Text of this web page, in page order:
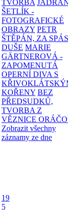
TVORBA
ŠETLÍK -
FOTOGRAFICKÉ
OBRAZY PETR
ŠTĚPÁN, ZA
DUŠE MARIE
GÄRTNEROVÁ -
ZAPOMENUTÁ
OPERNÍ DIVA S
KOŘENY BEZ
PŘEDSUDKŮ,
TVORBA Z
VĚZNICE
Zobrazit všechny
záznamy ze dne
19
5